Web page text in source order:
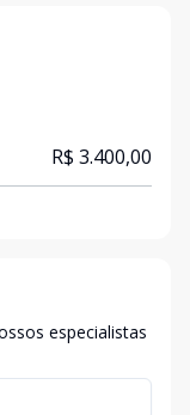
R$ 3.400,00
especialistas